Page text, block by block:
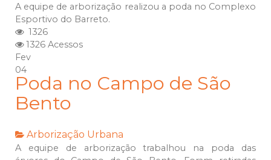
A equipe de arborização realizou a poda no Complexo
Esportivo do Barreto.
1326
1326 Acessos
Fev
04
Poda no Campo de São
Bento
Arborização Urbana
A equipe de arborização trabalhou na poda das